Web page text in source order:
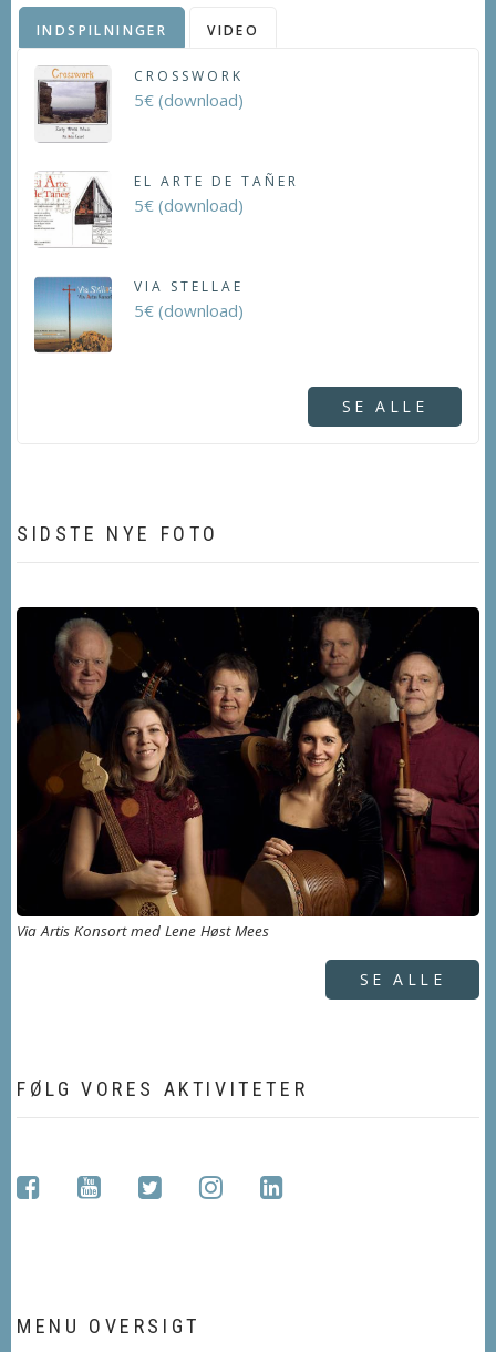
INDSPILNINGER VIDEO
CROSSWORK
5€ (download)
EL ARTE DE TAÑER
5€ (download)
VIA STELLAE
5€ (download)
SE ALLE
SIDSTE NYE FOTO
Via Artis Konsort med Lene Høst Mees
SE ALLE
FØLG VORES AKTIVITETER
facebookyoutubetwitterinstagramlinkedin
MENU OVERSIGT